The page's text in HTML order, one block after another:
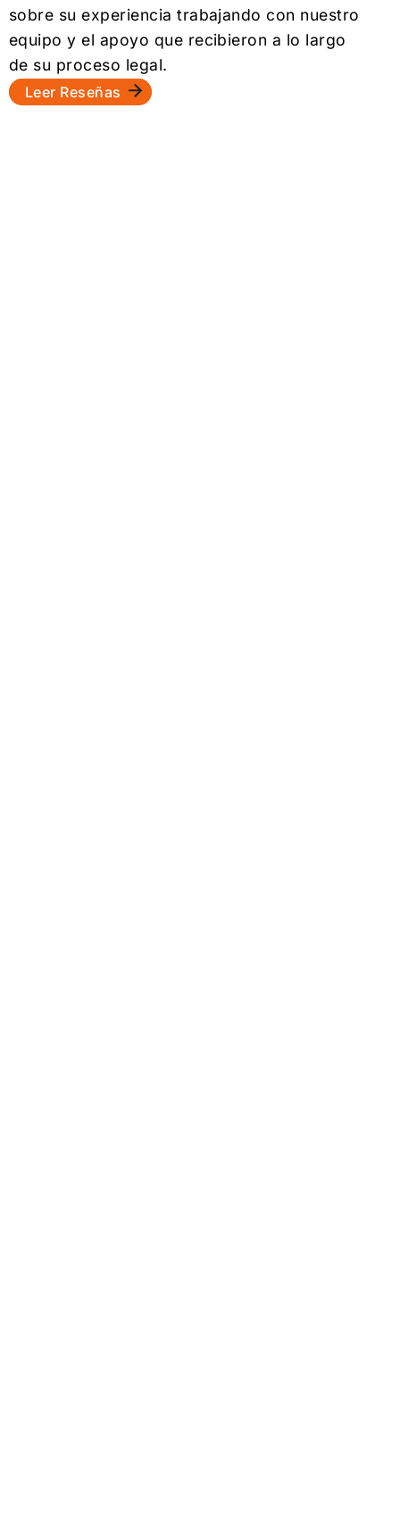
sobre su experiencia trabajando con nuestro
equipo y el apoyo que recibieron a lo largo
de su proceso legal.
Leer Reseñas